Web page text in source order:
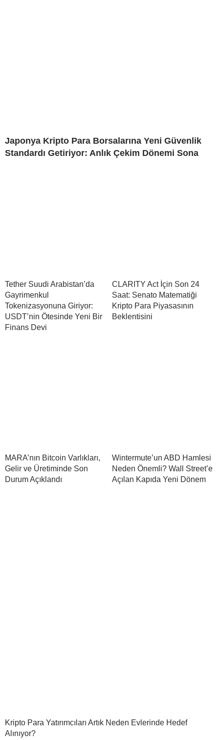
Japonya Kripto Para Borsalarına Yeni Güvenlik
Standardı Getiriyor: Anlık Çekim Dönemi Sona
Tether Suudi Arabistan’da
Gayrimenkul
Tokenizasyonuna Giriyor:
USDT’nin Ötesinde Yeni Bir
Finans Devi
CLARITY Act İçin Son 24
Saat: Senato Matematiği
Kripto Para Piyasasının
Beklentisini
MARA’nın Bitcoin Varlıkları,
Gelir ve Üretiminde Son
Durum Açıklandı
Wintermute’un ABD Hamlesi
Neden Önemli? Wall Street’e
Açılan Kapıda Yeni Dönem
Kripto Para Yatırımcıları Artık Neden Evlerinde Hedef
Alınıyor?